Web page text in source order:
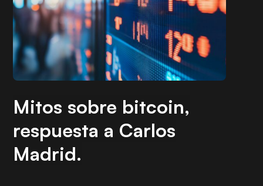
Mitos sobre bitcoin,
respuesta a Carlos
Madrid.